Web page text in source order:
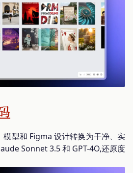
模型和 Figma 设计转换为干净、实
Sonnet 3.5 和 GPT-4O,还原度